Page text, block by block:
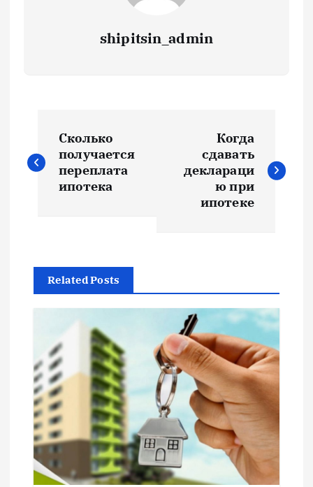
shipitsin_admin
а
г
а
и
я
п
о
Сколько
получается
переплата
ипотека
Когда
сдавать
деклараци
ю при
ипотеке
Related Posts